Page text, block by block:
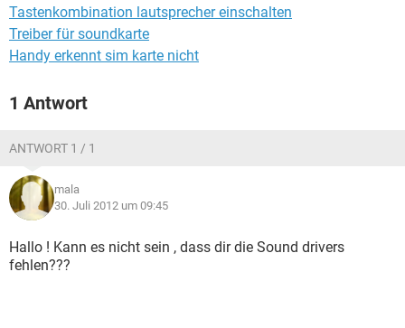
Tastenkombination lautsprecher einschalten
Treiber für soundkarte
Handy erkennt sim karte nicht
1 Antwort
ANTWORT 1 / 1
mala
30. Juli 2012 um 09:45
Hallo ! Kann es nicht sein , dass dir die Sound drivers
fehlen???